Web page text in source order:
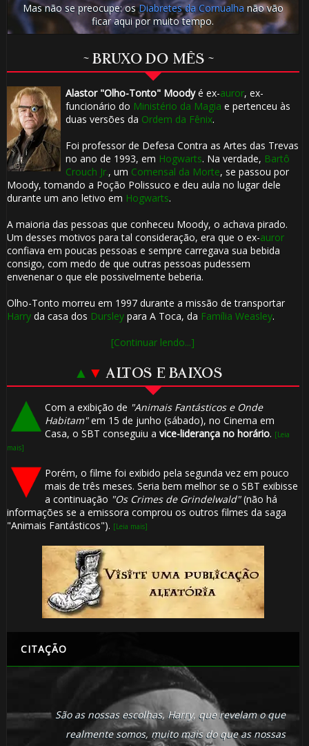
Mas não se preocupe: osDiabretes da Cornualha não vão
ficar aqui por muito tempo.
~ BRUXO DO MÊS ~
Alastor "Olho-Tonto" Moodyé ex-auror, ex-
funcionário do Ministério da Magia e pertenceu às
duas versões da Ordem da Fênix.
Foi professor de Defesa Contra as Artes das Trevas
no ano de 1993, em Hogwarts. Na verdade, Bartô
Crouch Jr., um Comensal da Morte, se passou por
Moody, tomando a Poção Polissuco e deu aula no lugar dele
durante um ano letivo em Hogwarts.
A maioria das pessoas que conheceu Moody, o achava pirado.
Um desses motivos para tal consideração, era que o ex-auror
confiava em poucas pessoas e sempre carregava sua bebida
consigo, com medo de que outras pessoas pudessem
envenenar o que ele possivelmente beberia.
Olho-Tonto morreu em 1997 durante a missão de transportar
Harryda casa dos Dursleypara A Toca, da Família Weasley.
[Continuar lendo...]
▲ ▼ ALTOS E BAIXOS
Com a exibição de "Animais Fantásticos e Onde
Habitam"em 15 de junho (sábado), no Cinema em
Casa, o SBT conseguiu a vice-liderança no horário. [Leia
mais]
Porém, o filme foi exibido pela segunda vez em pouco
mais de três meses. Seria bem melhor se o SBT exibisse
a continuação "Os Crimes de Grindelwald"(não há
informações se a emissora comprou os outros filmes da saga
"Animais Fantásticos"). [Leia mais]
CITAÇÃO
São as nossas escolhas, Harry, que revelam o que
realmente somos, muito mais do que as nossas